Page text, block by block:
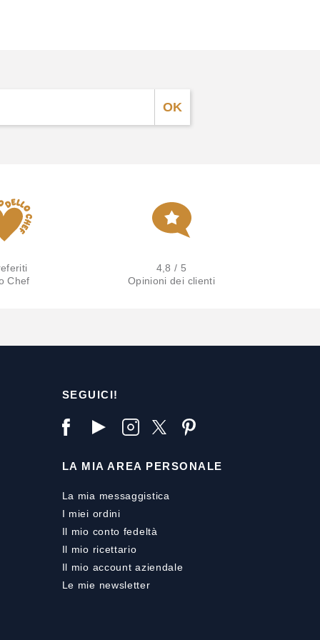
Chef
4,8 / 5
Opinioni dei clienti
SEGUICI!
LA MIA AREA PERSONALE
La mia messaggistica
I miei ordini
Il mio conto fedeltà
Il mio ricettario
Il mio account aziendale
Le mie newsletter